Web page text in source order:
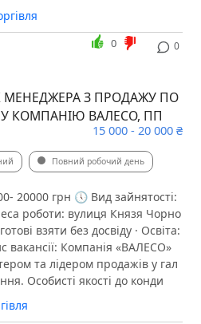
0
0
МЕНЕДЖЕРА З ПРОДАЖУ ПО
У КОМПАНІЮ ВАЛЕСО, ПП
15 000 - 20 000 ₴
Повний робочий день
20000 грн 🕔 Вид зайнятості:
роботи: вулиця Князя Чорно
взяти без досвіду · Освіта:
вакансії: Компанія «ВАЛЕСО»
та лідером продажів у гал
Особисті якості до конди